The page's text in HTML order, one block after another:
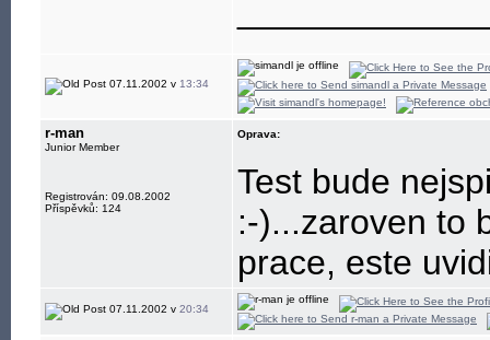
07.11.2002 v 13:34
r-man
Junior Member
Registrován: 09.08.2002
Příspěvků: 124
Oprava:
Test bude
:-)...zaroven to
prace, este
07.11.2002 v 20:34